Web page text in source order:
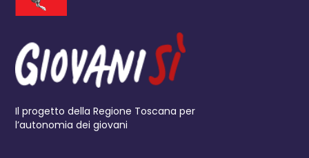
Il progetto della Regione Toscana per
l’autonomia dei giovani